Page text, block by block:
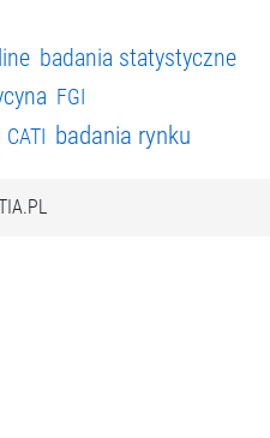
badania statystyczne
FGI
CATI badania rynku